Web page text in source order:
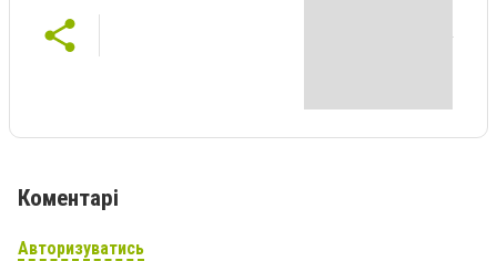
Коментарі
Авторизуватись